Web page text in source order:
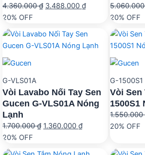
4.360.000₫ Giá
4.360.000 ₫.
3.488.000 ₫Giá
3.488.000 ₫.
20% OFF 20% OFF
G-VLS01A
Vòi Lavabo Nối Tay Sen
Gucen G-VLS01A Nóng
Lạnh
1.700.000₫ Giá
là:
1.360.000 ₫Giá
20% OFF
G-1500S1
Vòi Sen
1500S1
1.550.000
20% OFF